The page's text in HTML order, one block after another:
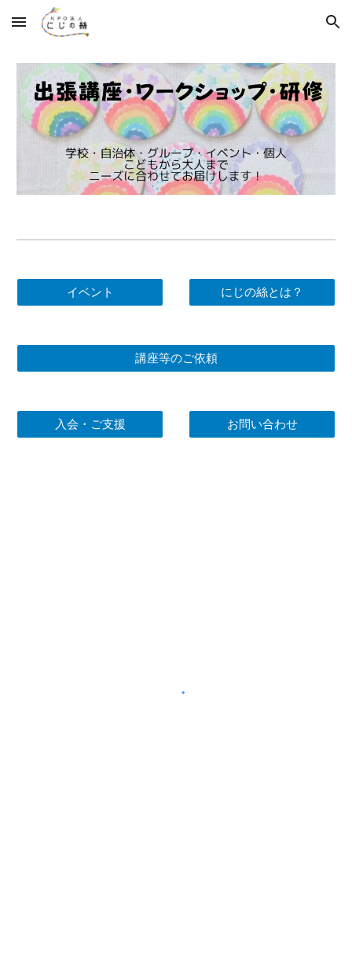
Skip to main content Skip to navigation
イベント にじの絲とは？
講座等のご依頼
入会・ご支援 お問い合わせ